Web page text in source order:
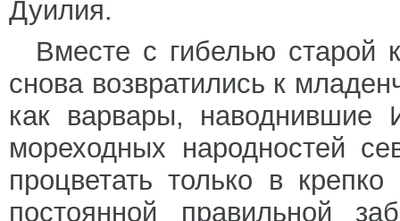
Дуилия.
Вместе с гибелью старой
снова возвратились к
как варвары, наводнившие
мореходных народностей
процветать только в
постоянной правильной